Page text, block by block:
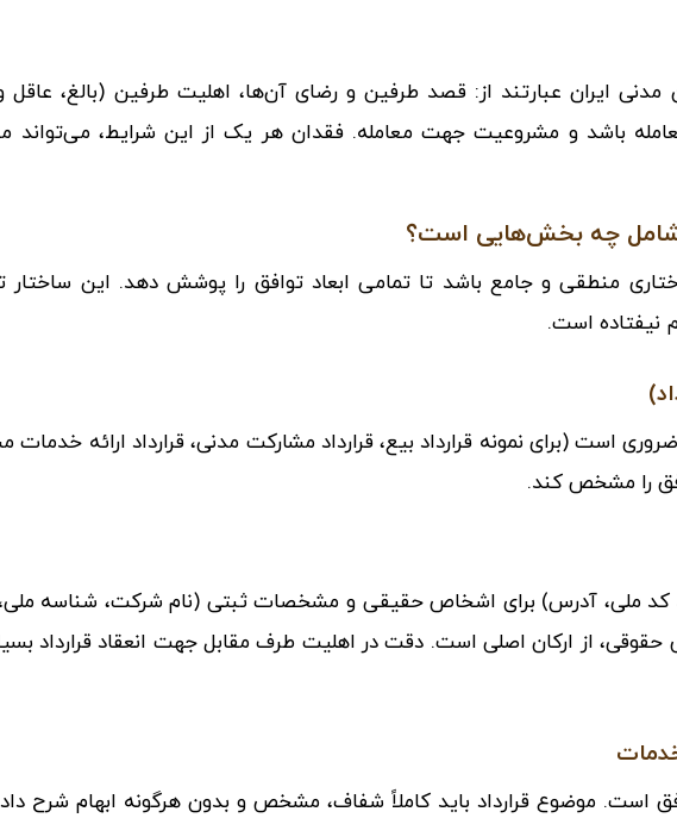
ایران عبارتند از: قصد طرفین و رضای آن‌ها، اهلیت طرفین (بالغ، عاقل
باشد و مشروعیت جهت معامله. فقدان هر یک از این شرایط، می‌تواند
شامل چه بخش‌هایی است؟
منطقی و جامع باشد تا تمامی ابعاد توافق را پوشش دهد. این
نیفتاده است.
است (برای نمونه قرارداد بیع، قرارداد مشارکت مدنی، قرارداد ارائه خدمات
را مشخص کند.
کد ملی، آدرس) برای اشخاص حقیقی و مشخصات ثبتی (نام شرکت، شناسه
حقوقی، از ارکان اصلی است. دقت در اهلیت طرف مقابل جهت انعقاد قرارداد
موضوع قرارداد باید کاملاً شفاف، مشخص و بدون هرگونه ابهام شرح